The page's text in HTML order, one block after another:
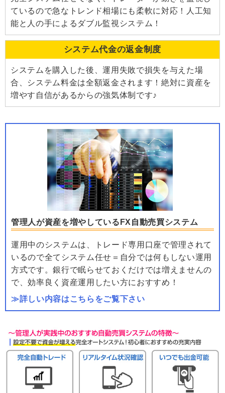
ているので急なトレンド相場にも柔軟に対応！人工知
能と人の手によるダブル監視システム！
システム代金の返金制度
システムを購入した後、運用失敗で損失を与えた場
合、システム料金は全額返金されます！絶対に資産を
増やす自信があるからの強気体制です♪
管理人が資産を増やしているFX自動売買システム
運用中のシステムは、トレード専用口座で管理されて
いるので全てシステム任せ＝自分では何もしない運用
方式です。銀行で眠らせておくだけでは増えませんの
で、効率良く資産運用したい方におすすめ！
≫詳しい内容はこちらをご覧下さい